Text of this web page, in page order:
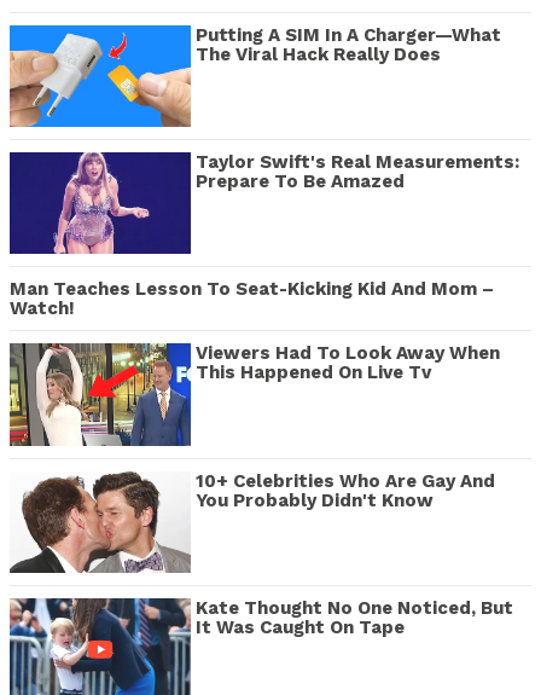
Putting A SIM In A Charger—What
The Viral Hack Really Does
Taylor Swift's Real Measurements:
Prepare To Be Amazed
Man Teaches Lesson To Seat-Kicking Kid And Mom –
Watch!
Viewers Had To Look Away When
This Happened On Live Tv
10+ Celebrities Who Are Gay And
You Probably Didn't Know
Kate Thought No One Noticed, But
It Was Caught On Tape